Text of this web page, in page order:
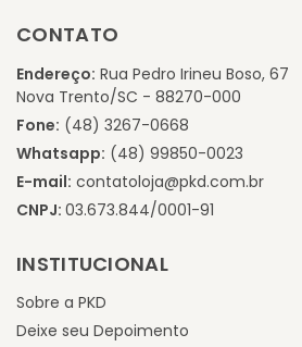
CONTATO
Endereço: Rua Pedro Irineu Boso, 67
Nova Trento/SC - 88270-000
Fone: (48) 3267-0668
Whatsapp: (48) 99850-0023
E-mail: contatoloja@pkd.com.br
CNPJ: 03.673.844/0001-91
INSTITUCIONAL
Sobre a PKD
Deixe seu Depoimento